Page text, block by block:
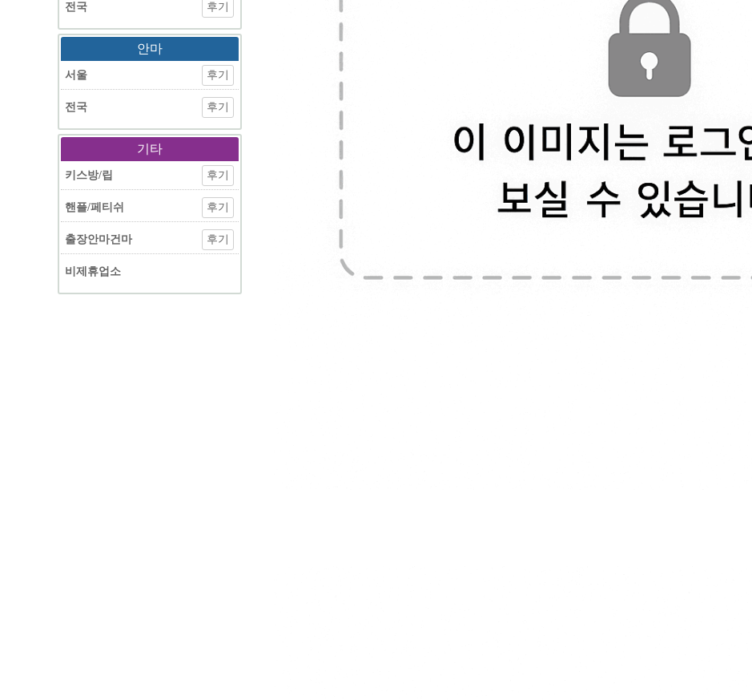
전국 후기
안마
서울 후기
전국 후기
기타
키스방/립 후기
핸플/페티쉬 후기
출장안마건마 후기
비제휴업소